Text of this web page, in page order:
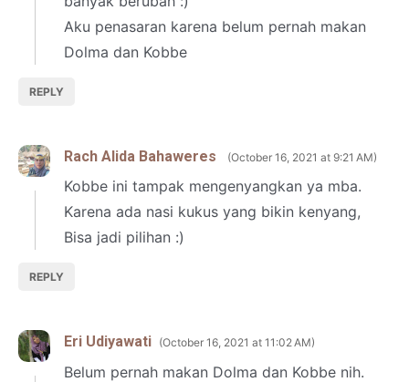
Aku penasaran karena belum pernah makan
Dolma dan Kobbe
REPLY
Rach Alida Bahaweres October 16, 2021 at 9:21 AM
Kobbe ini tampak mengenyangkan ya mba.
Karena ada nasi kukus yang bikin kenyang,
Bisa jadi pilihan :)
REPLY
Eri Udiyawati October 16, 2021 at 11:02 AM
Belum pernah makan Dolma dan Kobbe nih.